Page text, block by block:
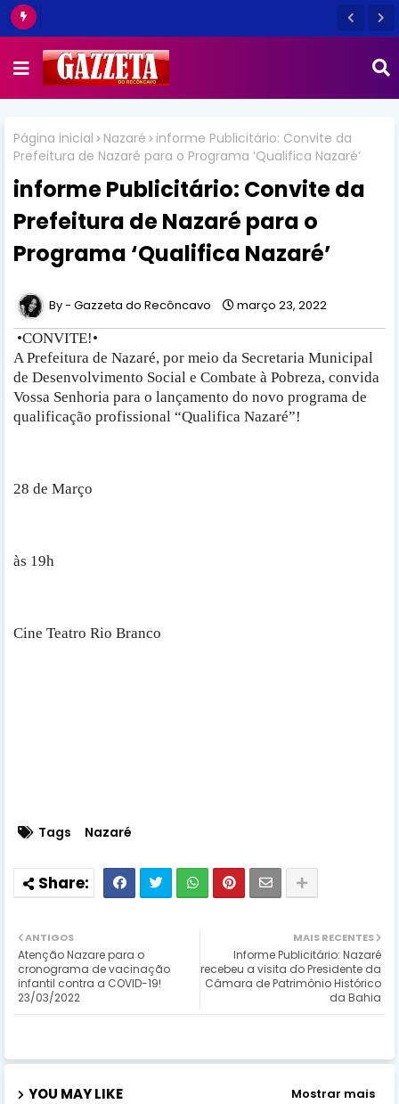
Página inicial Nazaré
informe Publicitário: Convite da
Prefeitura de Nazaré para o Programa ‘Qualifica Nazaré’
informe Publicitário: Convite da
Prefeitura de Nazaré para o
Programa ‘Qualifica Nazaré’
Gazzeta do Recôncavo
março 23, 2022
•CONVITE!•
A Prefeitura de Nazaré, por meio da Secretaria Municipal
de Desenvolvimento Social e Combate à Pobreza, convida
Vossa Senhoria para o lançamento do novo programa de
qualificação profissional “Qualifica Nazaré”!
28 de Março
às 19h
Cine Teatro Rio Branco
Tags Nazaré
MAIS RECENTES
Informe Publicitário: Nazaré
recebeu a visita do Presidente da
Câmara de Patrimônio Histórico
da Bahia
ANTIGOS
Atenção Nazare para o
cronograma de vacinação
infantil contra a COVID-19!
23/03/2022
YOU MAY LIKE Mostrar mais